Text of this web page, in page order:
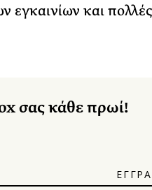
εγκαινίων και
σας κάθε πρωί!